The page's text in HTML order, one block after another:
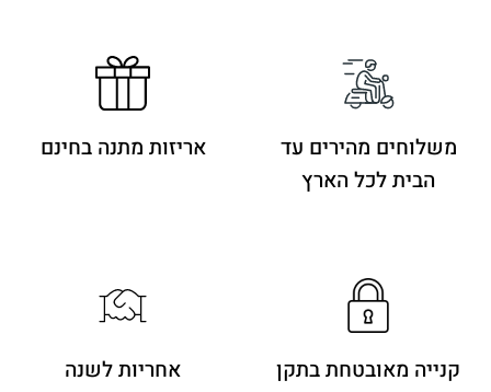
משלוחים מהירים עד
הבית לכל הארץ
אריזות מתנה בחינם
קנייה מאובטחת בתקן
אחריות לשנה